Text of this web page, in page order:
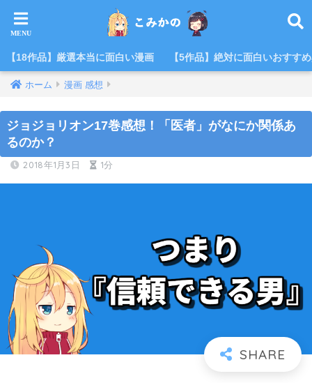
【18作品】厳選本当に面白い漫画 【5作品】絶対に面白いおすす
ホーム 漫画 感想
ジョジョリオン17巻感想！「医者」がなにか関係あ
るのか？
2018年1月3日 1分